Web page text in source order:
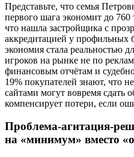
Представьте, что семья
первого шага экономит до 760
что нашла застройщика с
аккредитацией у профильных
экономия стала реальностью
игроков на рынке не по
финансовым отчётам и
19% покупателей знают, что
сайтами могут вовремя сдать
компенсирует потери, если
Проблема-агитация-
на «минимум» вместо